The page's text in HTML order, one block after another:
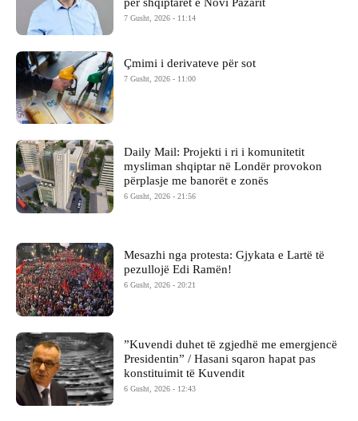
7 Gusht, 2026 - 11:14
Çmimi i derivateve për sot
7 Gusht, 2026 - 11:00
Daily Mail: Projekti i ri i komunitetit
mysliman shqiptar në Londër provokon
përplasje me banorët e zonës
6 Gusht, 2026 - 21:56
Mesazhi nga protesta: Gjykata e Lartë të
pezullojë Edi Ramën!
6 Gusht, 2026 - 20:21
​”Kuvendi duhet të zgjedhë me emergjencë
Presidentin” / Hasani sqaron hapat pas
konstituimit të Kuvendit
6 Gusht, 2026 - 12:43